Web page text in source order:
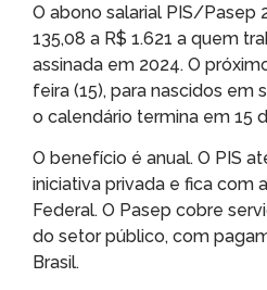
O abono salarial PIS/Pasep
135,08 a R$ 1.621 a quem
assinada em 2024. O
feira (15), para nascidos em
o calendário termina em 15
O benefício é anual. O PIS
iniciativa privada e fica com
Federal. O Pasep cobre
do setor público, com
Brasil.